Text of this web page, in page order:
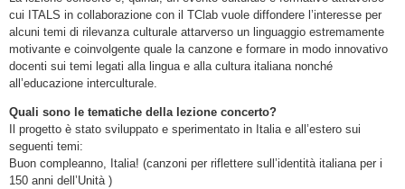
cui ITALS in collaborazione con il TClab vuole diffondere l’interesse per
alcuni temi di rilevanza culturale attarverso un linguaggio estremamente
motivante e coinvolgente quale la canzone e formare in modo innovativo
docenti sui temi legati alla lingua e alla cultura italiana nonché
all’educazione interculturale.
Quali sono le tematiche della lezione concerto?
Il progetto è stato sviluppato e sperimentato in Italia e all’estero sui
seguenti temi:
Buon compleanno, Italia! (canzoni per riflettere sull’identità italiana per i
150 anni dell’Unità )